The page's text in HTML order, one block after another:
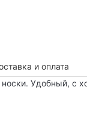
и оплата
Удобный, с